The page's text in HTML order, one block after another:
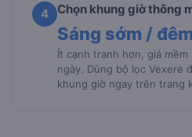
4 Chọn khung giờ thông
Sáng sớm /
Ít cạnh tranh hơn, giá
ngày. Dùng bộ lọc Vexere
khung giờ ngay trên trang